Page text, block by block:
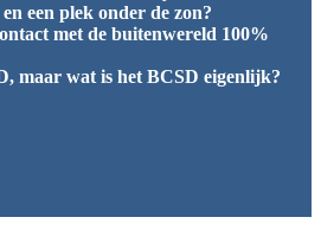
een plek onder de zon?
met de buitenwereld 100%
maar wat is het BCSD eigenlijk?